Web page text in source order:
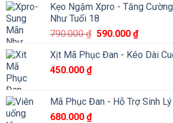
Kẹo Ngậm Xpro - Tăng
Như Tuổi 18
790.000₫ Giá
là:
590.000 ₫Giá
tại
Xịt Mã Phục Đan - Kéo Dài
450.000 ₫
Mã Phục Đan - Hỗ Trợ Sinh
680.000 ₫